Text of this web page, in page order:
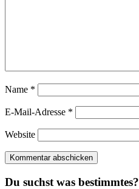
Name *
E-Mail-Adresse *
Website
Du suchst was bestimmtes?